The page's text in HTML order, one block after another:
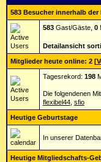
583 Besucher innerhalb der
583Gast/Gäste, 0
Detailansicht
Mitglieder heute online: 2 [
Tagesrekord: 198
Die folgendenen
flexibel44, sfio
Heutige Geburtstage
In unserer
Heutige Mitgliedschafts-